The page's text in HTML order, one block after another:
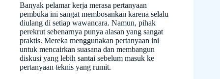
Banyak pelamar kerja merasa pertanyaan
pembuka ini sangat membosankan karena selalu
diulang di setiap wawancara. Namun, pihak
perekrut sebenarnya punya alasan yang sangat
praktis. Mereka menggunakan pertanyaan ini
untuk mencairkan suasana dan membangun
diskusi yang lebih santai sebelum masuk ke
pertanyaan teknis yang rumit.